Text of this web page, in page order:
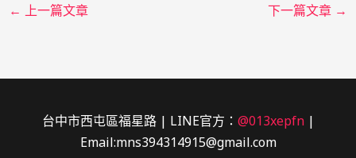
← 上一篇文章 下一篇文章 →
台中市西屯區福星路 | LINE官方： @013xepfn|
Email:mns394314915@gmail.com